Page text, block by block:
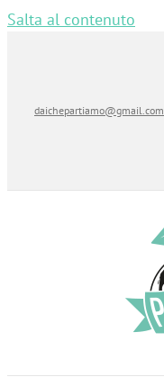
Salta al contenuto
daichepartiamo@gmail.com